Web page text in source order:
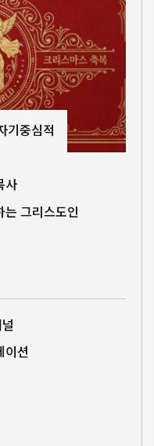
기중심적
사
는 그리스도인
이션